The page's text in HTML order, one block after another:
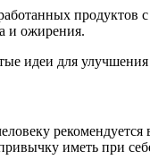
и ожирения.
иметь при